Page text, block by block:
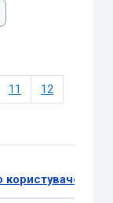
на форумах
9 10
11 Сторінка 11
12
користувачем